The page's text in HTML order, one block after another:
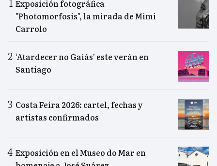
Exposición fotográfica
"Photomorfosis", la mirada de Mimi
Carrolo
‘Atardecer no Gaiás’ este verán en
Santiago
Costa Feira 2026: cartel, fechas y
artistas confirmados
Exposición en el Museo do Mar en